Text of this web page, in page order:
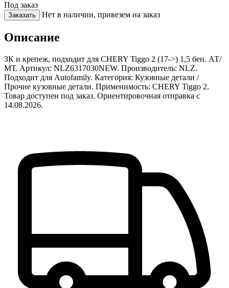
Под заказ
Заказать Нет в наличии, привезем на заказ
Описание
ЗК и крепеж, подходит для CHERY Tiggo 2 (17->) 1,5 бен. АТ/
МТ. Артикул: NLZ6317030NEW. Производитель: NLZ.
Подходит для Autofamily. Категория: Кузовные детали /
Прочие кузовные детали. Применимость: CHERY Tiggo 2.
Товар доступен под заказ. Ориентировочная отправка с
14.08.2026.